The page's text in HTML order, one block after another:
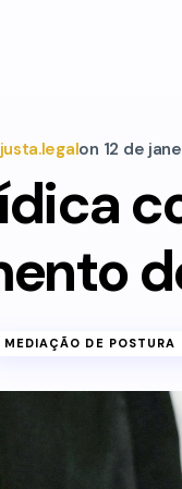
justa.legalon 12 de
MEDIAÇÃO DE POSTURA